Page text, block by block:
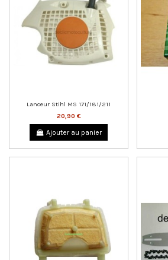
Lanceur Stihl MS 171/181/211
20,90 €
Ajouter au panier